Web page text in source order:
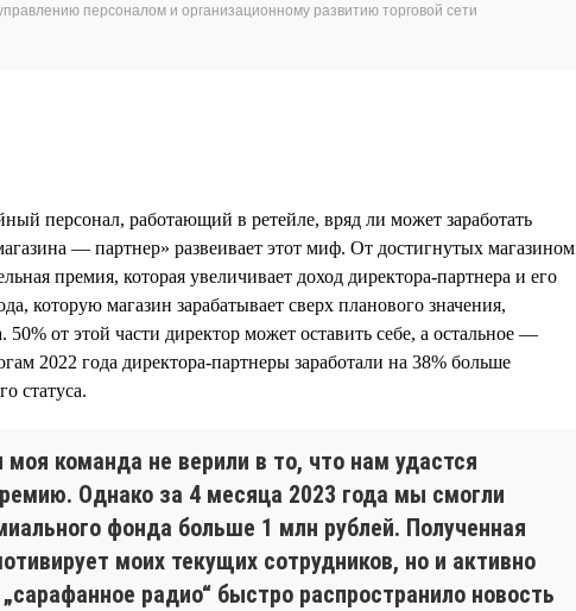
персоналом и организационному развитию торговой сети
персонал, работающий в ретейле, вряд ли может заработать
— партнер» развеивает этот миф. От достигнутых магазином
премия, которая увеличивает доход директора-партнера и его
которую магазин зарабатывает сверх планового значения,
от этой части директор может оставить себе, а остальное —
2022 года директора-партнеры заработали на 38% больше
статуса.
моя команда не верили в то, что нам удастся
Однако за 4 месяца 2023 года мы смогли
фонда больше 1 млн рублей. Полученная
моих текущих сотрудников, но и активно
радио“ быстро распространило новость